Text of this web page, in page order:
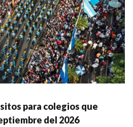
para colegios que
del 2026